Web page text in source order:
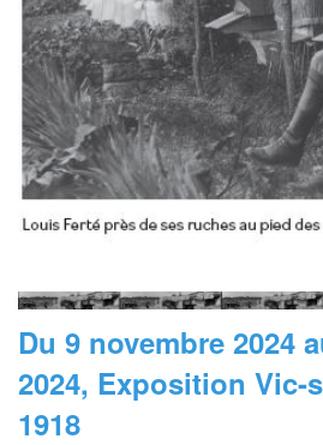
Du 9 novembre 2024
2024, Exposition Vic-
1918